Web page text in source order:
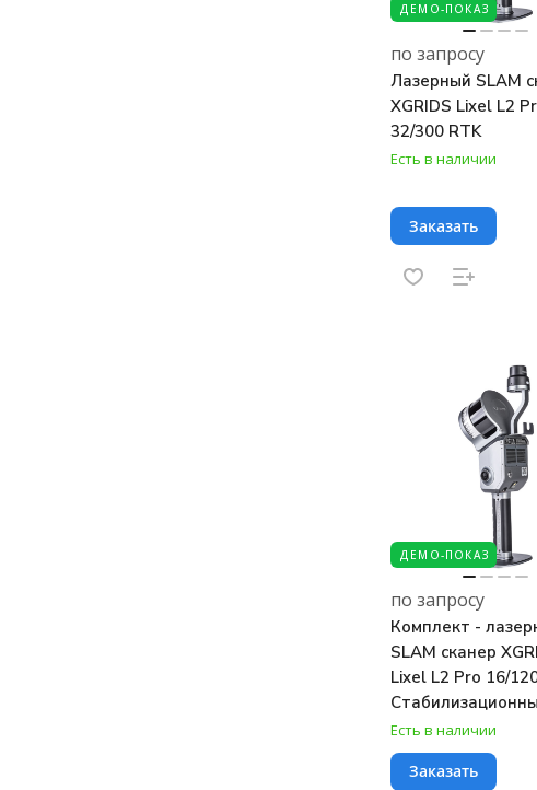
ДЕМО-ПОКАЗ
по запросу
Лазерный SLAM
XGRIDS Lixel L2
32/300 RTK
Есть в наличии
Заказать
ДЕМО-ПОКАЗ
по запросу
Комплект -
SLAM сканер
Lixel L2 Pro 16/
жилет L2 Pro +
Pro + ПО Lixel
Online Activation
Есть в наличии
Заказать